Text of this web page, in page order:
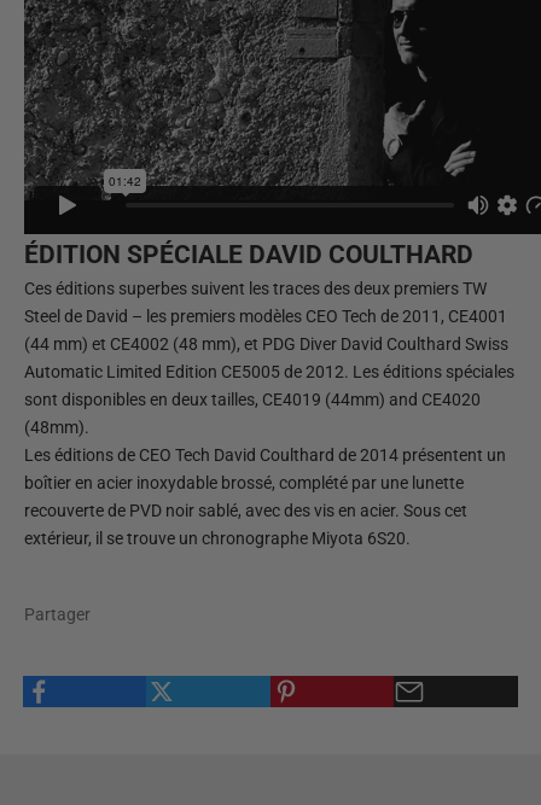
ÉDITION SPÉCIALE DAVID COULTHARD
Ces éditions superbes suivent les traces des deux premiers TW
Steel de David – les premiers modèles CEO Tech de 2011, CE4001
(44 mm) et CE4002 (48 mm), et PDG Diver David Coulthard Swiss
Automatic Limited Edition CE5005 de 2012. Les éditions spéciales
sont disponibles en deux tailles, CE4019 (44mm) and CE4020
(48mm).
Les éditions de CEO Tech David Coulthard de 2014 présentent un
boîtier en acier inoxydable brossé, complété par une lunette
recouverte de PVD noir sablé, avec des vis en acier. Sous cet
extérieur, il se trouve un chronographe Miyota 6S20.
Partager